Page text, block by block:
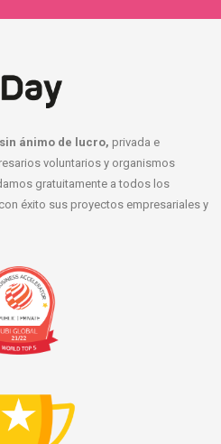
ánimo de lucro, privada e
voluntarios y organismos
gratuitamente a todos los
éxito sus proyectos empresariales y